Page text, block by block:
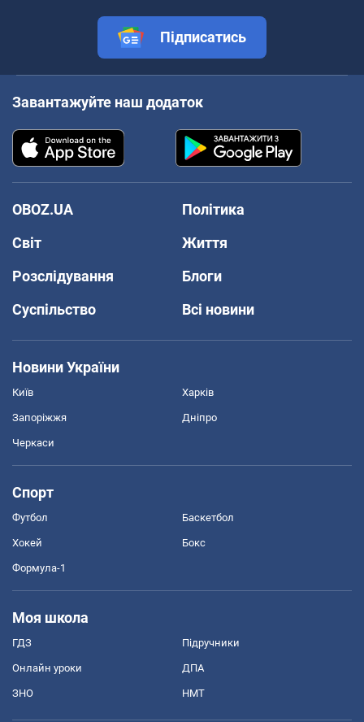
Підписатись
Завантажуйте наш додаток
OBOZ.UA
Політика
Світ
Життя
Розслідування
Блоги
Суспільство
Всі новини
Новини України
Київ Харків
Запоріжжя Дніпро
Черкаси
Спорт
Футбол Баскетбол
Хокей Бокс
Формула-1
Моя школа
ГДЗ Підручники
Онлайн уроки ДПА
ЗНО НМТ